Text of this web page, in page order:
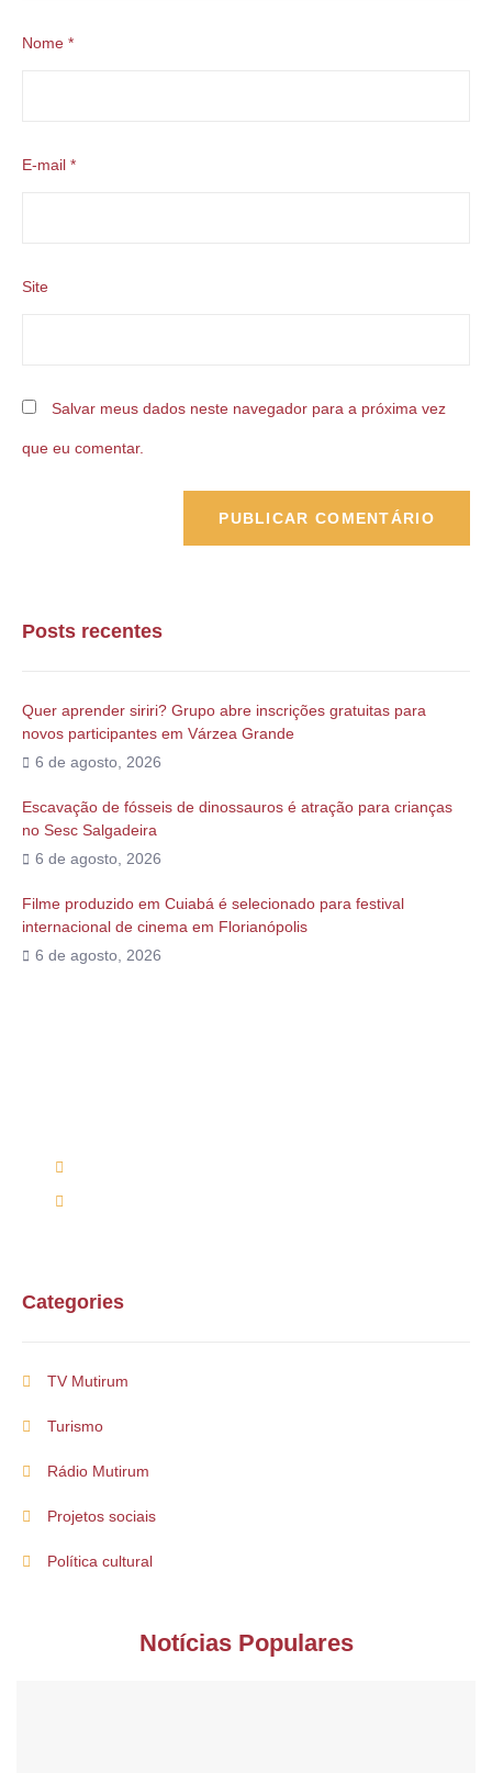
Nome *
E-mail *
Site
Salvar meus dados neste navegador para a próxima vez
que eu comentar.
Posts recentes
Quer aprender siriri? Grupo abre inscrições gratuitas para
novos participantes em Várzea Grande
6 de agosto, 2026
Escavação de fósseis de dinossauros é atração para crianças
no Sesc Salgadeira
6 de agosto, 2026
Filme produzido em Cuiabá é selecionado para festival
internacional de cinema em Florianópolis
6 de agosto, 2026
Categories
TV Mutirum
Turismo
Rádio Mutirum
Projetos sociais
Política cultural
Notícias Populares